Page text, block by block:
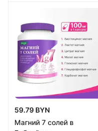
59.79 BYN
Магний 7 солей в